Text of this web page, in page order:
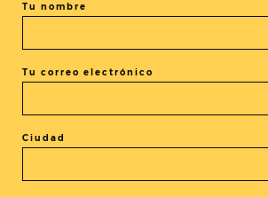
El evento está terminado.
Tu nombre
Tu correo electrónico
Ciudad